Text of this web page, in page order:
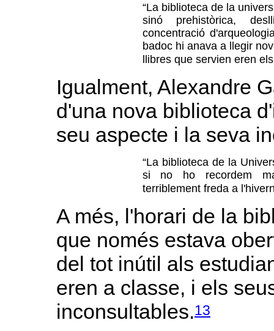
“La biblioteca de la
sinó prehistòrica,
concentració
badoc hi anava a llegir
llibres que servien eren
Igualment, Alexandre
d'una nova biblioteca
seu aspecte i la seva
“La biblioteca de la
si no ho recordem
terriblement freda a
A més, l'horari de la
que només estava
del tot inútil als
eren a classe, i els
inconsultables.13